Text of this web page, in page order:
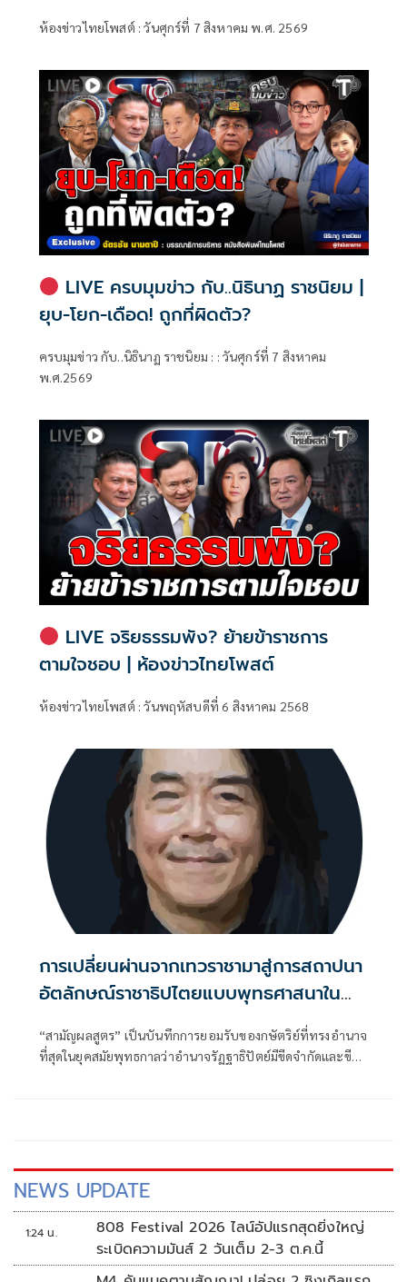
ห้องข่าวไทยโพสต์ : วันศุกร์ที่ 7 สิงหาคม พ.ศ. 2569
LIVE ครบมุมข่าว กับ..นิธินาฏ ราชนิยม |
ยุบ-โยก-เดือด! ถูกที่ผิดตัว?
ครบมุมข่าว กับ..นิธินาฏ ราชนิยม : : วันศุกร์ที่ 7 สิงหาคม
พ.ศ.2569
LIVE จริยธรรมพัง? ย้ายข้าราชการ
ตามใจชอบ | ห้องข่าวไทยโพสต์
ห้องข่าวไทยโพสต์ : วันพฤหัสบดีที่ 6 สิงหาคม 2568
การเปลี่ยนผ่านจากเทวราชามาสู่การสถาปนา
อัตลักษณ์ราชาธิปไตยแบบพุทธศาสนาใน
พระไตรปิฏก : สามัญผลสูตรในฐานะทฤษฎี
ขีดจำกัดของอำนาจรัฐเหนือแรงงานและ
ทรัพย์สิน
“สามัญผลสูตร” เป็นบันทึกการยอมรับของกษัตริย์ที่ทรงอำนาจ
ที่สุดในยุคสมัยพุทธกาลว่าอำนาจรัฏฐาธิปัตย์มีขีดจำกัดและขีด
NEWS UPDATE
1:24 น.
808 Festival 2026 ไลน์อัปแรกสุดยิ่งใหญ่
ระเบิดความมันส์ 2 วันเต็ม 2-3 ต.ค.นี้